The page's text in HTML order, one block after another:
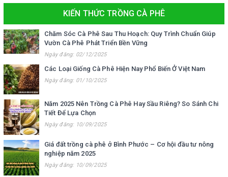
KIẾN THỨC TRỒNG CÀ PHÊ
Chăm Sóc Cà Phê Sau Thu Hoạch: Quy Trình Chuẩn Giúp
Vườn Cà Phê Phát Triển Bền Vững
Ngày đăng: 02/12/2025
Các Loại Giống Cà Phê Hiện Nay Phổ Biến Ở Việt Nam
Ngày đăng: 01/10/2025
Năm 2025 Nên Trồng Cà Phê Hay Sầu Riêng? So Sánh Chi
Tiết Để Lựa Chọn
Ngày đăng: 10/09/2025
Giá đất trồng cà phê ở Bình Phước – Cơ hội đầu tư nông
nghiệp năm 2025
Ngày đăng: 10/09/2025